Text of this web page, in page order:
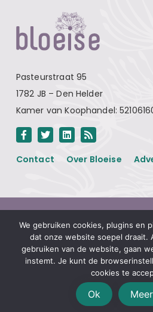
Pasteurstraat 95
1782 JB – Den Helder
Kamer van Koophandel:
Contact Over Bloeise
© Bloeise 2026
Algemene voorwaarden
Privacyverklaring
Disclaimer
We gebruiken cookies, plugins en
dat onze website soepel draait.
gebruiken van de website, gaan
instemt. Je kunt de
cookies te
Ok